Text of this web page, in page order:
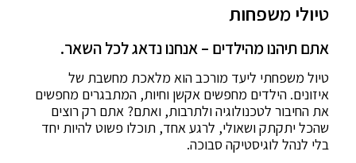
טיולי משפחות
אתם תיהנו מהילדים – אנחנו נדאג לכל השאר.
טיול משפחתי ליעד מורכב הוא מלאכת מחשבת של
איזונים. הילדים מחפשים אקשן וחיות, המתבגרים מחפשים
את החיבור לטכנולוגיה ולתרבות, ואתם? אתם רק רוצים
שהכל יתקתק ושאולי, לרגע אחד, תוכלו פשוט להיות יחד
בלי לנהל לוגיסטיקה סבוכה.